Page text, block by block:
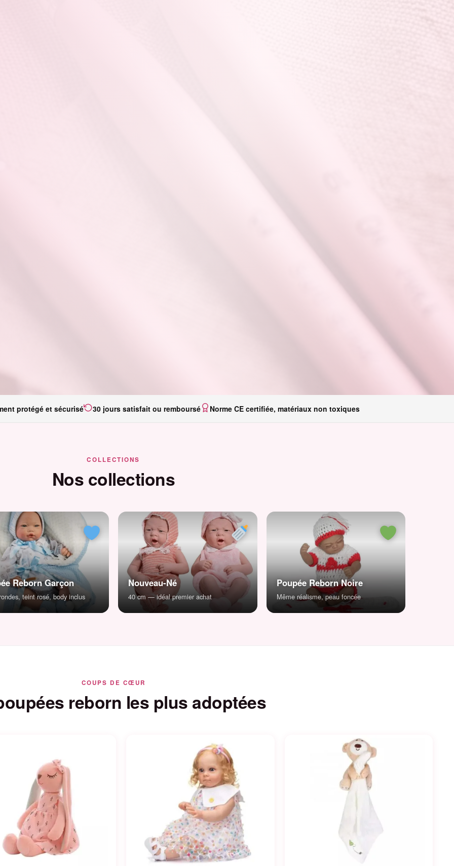
protégé et sécurisé 30 jours satisfait ou remboursé Norme CE certifiée, matériaux non toxiques
COLLECTIONS
Nos collections
Reborn Garçon
teint rosé, body inclus
Nouveau-Né
40 cm — idéal premier achat
Poupée Reborn Noire
Même réalisme, peau foncée
COUPS DE CŒUR
reborn les plus adoptées